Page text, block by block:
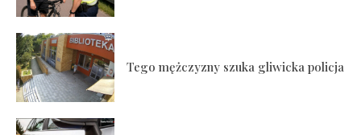
Tego mężczyzny szuka gliwicka policja